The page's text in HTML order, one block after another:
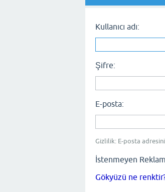
Kullanıcı adı:
Şifre:
E-posta:
Gizlilik: E-posta
İstenmeyen
Gökyüzü ne